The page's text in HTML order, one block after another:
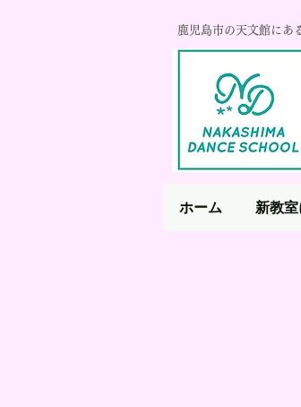
鹿児島市の天文館にあ
ホーム 新教